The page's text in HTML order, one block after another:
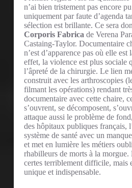
n’ai bien tristement pas encore
uniquement par faute d’agenda
sélection est brillante. Ce sera
Corporis Fabrica de Verena
Castaing-Taylor. Documentaire
n’est d’apparence pas où elle est
effet, la violence est plus sociale
l’âpreté de la chirurgie. Le lien
construit avec les arthroscopies
filmant les opérations) rendant
documentaire avec cette chaire,
s’ouvrent, se décomposent,
attaque aussi le problème de
des hôpitaux publiques français,
système de santé avec un
et met en lumière les métiers
rhabilleurs de morts à la
certes terriblement difficile, mais
unique et indispensable.